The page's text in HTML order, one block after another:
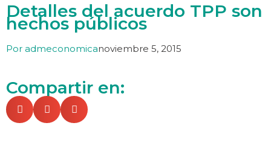
Detalles del acuerdo TPP son
hechos públicos
Por admeconomicanoviembre 5, 2015
Compartir en: